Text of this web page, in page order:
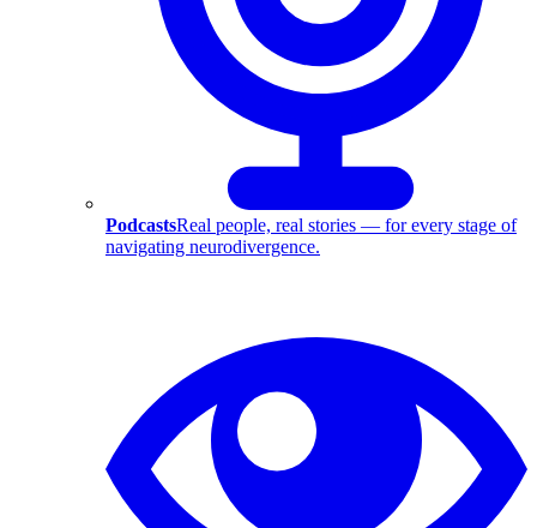
PodcastsReal people, real stories — for every stage of
navigating neurodivergence.